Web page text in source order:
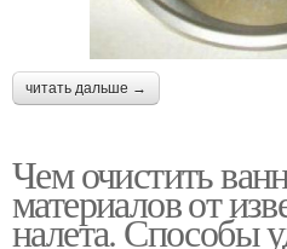
читать дальше →
Чем очистить
материалов от
налета. Способы